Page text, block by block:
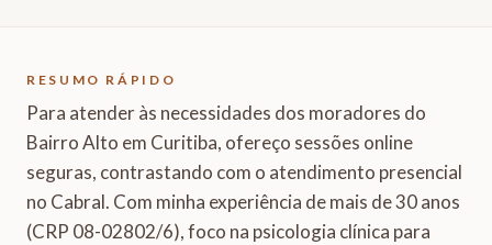
RESUMO RÁPIDO
Para atender às necessidades dos moradores do
Bairro Alto em Curitiba, ofereço sessões online
seguras, contrastando com o atendimento presencial
no Cabral. Com minha experiência de mais de 30 anos
(CRP 08-02802/6), foco na psicologia clínica para